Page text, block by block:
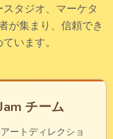
タジオ、マーケタ
が集まり、信頼でき
います。
チーム
ートディレクショ